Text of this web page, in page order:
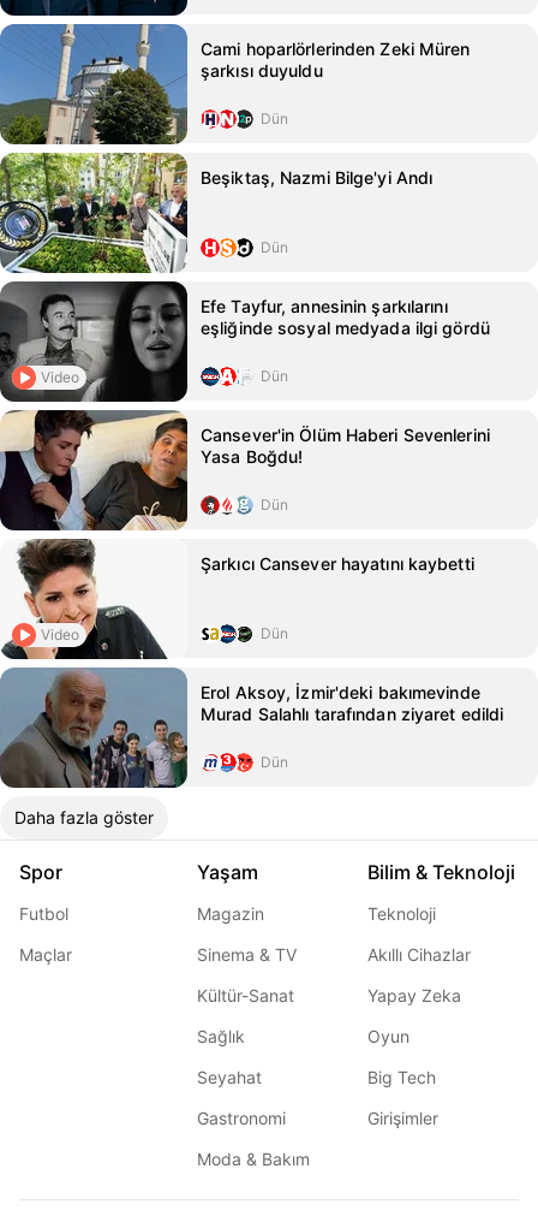
Cami hoparlörlerinden Zeki Müren
şarkısı duyuldu
Dün
Beşiktaş, Nazmi Bilge'yi Andı
Dün
Video
Efe Tayfur, annesinin şarkılarını
eşliğinde sosyal medyada ilgi gördü
Dün
Cansever'in Ölüm Haberi Sevenlerini
Yasa Boğdu!
Dün
Video
Şarkıcı Cansever hayatını kaybetti
Dün
Erol Aksoy, İzmir'deki bakımevinde
Murad Salahlı tarafından ziyaret edildi
Dün
Daha fazla göster
Spor
Futbol
Maçlar
Yaşam
Magazin
Sinema & TV
Kültür-Sanat
Sağlık
Seyahat
Gastronomi
Moda & Bakım
Bilim & Teknoloji
Teknoloji
Akıllı Cihazlar
Yapay Zeka
Oyun
Big Tech
Girişimler